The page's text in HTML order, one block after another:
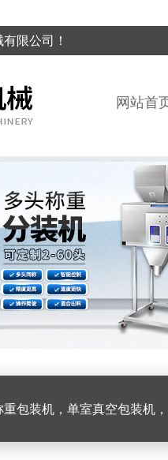
限公司！
网站首
装机，单室真空包装机，双室真